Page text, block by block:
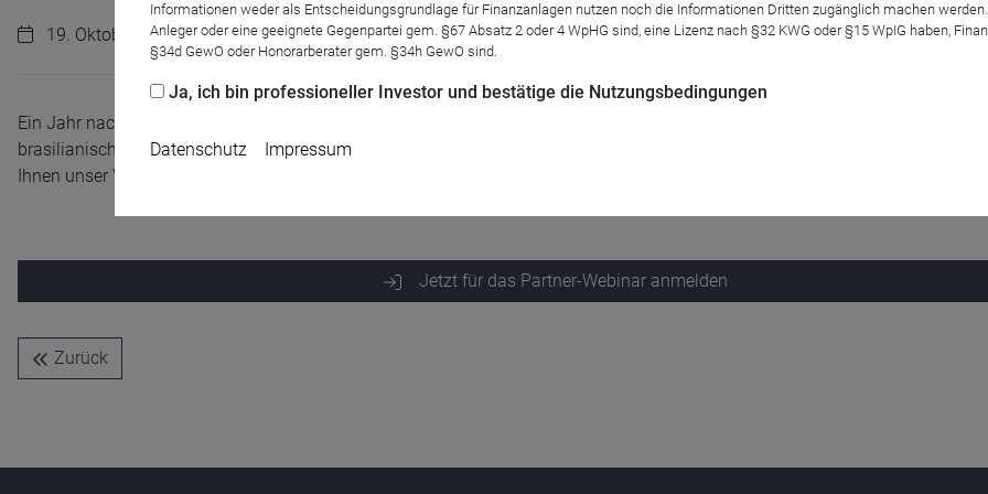
19. Oktober 2023 | 14:00 Uhr
Ein Jahr nach der Wiederwahl Lulas blicken wir auf Brasilien: Waren die Sorgen der Investoren berechtigt? Wie steht es aktuell
brasilianische Volkswirtschaft? Und wie hat sich Lulas Präsidentschaft auf den Aktienmarkt ausgewirkt? Diese und weitere
Ihnen unser Vice President ETF Distribution, Herr Martin Bechtloff, im Webinar beantworten. Melden Sie sich gleich an.
Jetzt für das Partner-Webinar anmelden
Zurück
Informationen weder als Entscheidungsgrundlage für Finanzanlagen nutzen noch die Informationen Dritten zugänglich machen
Anleger oder eine geeignete Gegenpartei gem. §67 Absatz 2 oder 4 WpHG sind, eine Lizenz nach §32 KWG oder §15 WpIG haben,
§34d GewO oder Honorarberater gem. §34h GewO sind.
Ja, ich bin professioneller Investor und bestätige die Nutzungsbedingungen
Datenschutz Impressum